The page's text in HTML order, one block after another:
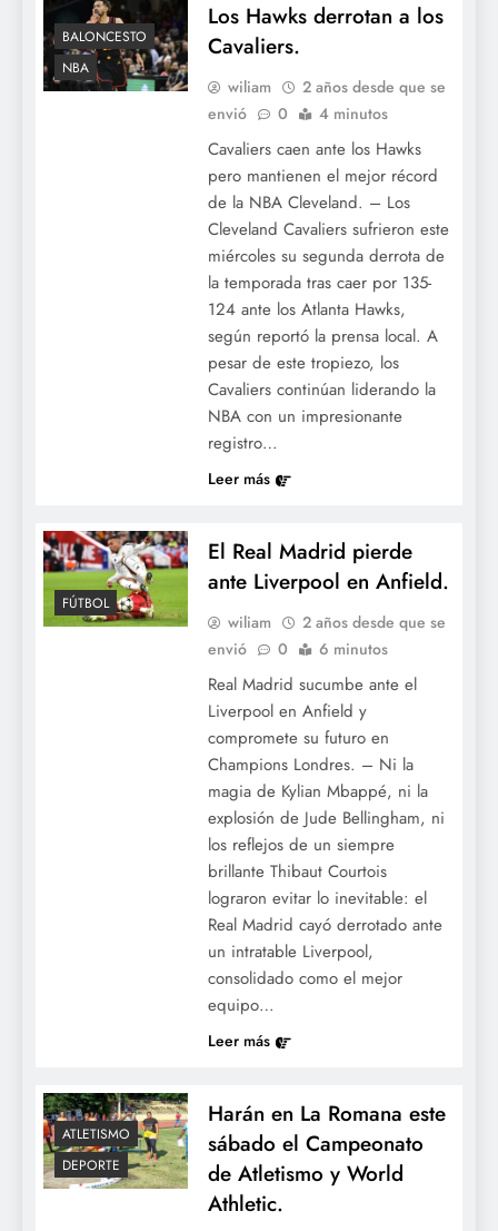
BALONCESTO
NBA
Los Hawks derrotan a los
Cavaliers.
wiliam
2 años desde que se
envió
0 4 minutos
Cavaliers caen ante los Hawks
pero mantienen el mejor récord
de la NBA Cleveland. – Los
Cleveland Cavaliers sufrieron este
miércoles su segunda derrota de
la temporada tras caer por 135-
124 ante los Atlanta Hawks,
según reportó la prensa local. A
pesar de este tropiezo, los
Cavaliers continúan liderando la
NBA con un impresionante
registro…
Leer más
FÚTBOL
El Real Madrid pierde
ante Liverpool en Anfield.
wiliam
2 años desde que se
envió
0 6 minutos
Real Madrid sucumbe ante el
Liverpool en Anfield y
compromete su futuro en
Champions Londres. – Ni la
magia de Kylian Mbappé, ni la
explosión de Jude Bellingham, ni
los reflejos de un siempre
brillante Thibaut Courtois
lograron evitar lo inevitable: el
Real Madrid cayó derrotado ante
un intratable Liverpool,
consolidado como el mejor
equipo…
Leer más
ATLETISMO
DEPORTE
Harán en La Romana este
sábado el Campeonato
de Atletismo y World
Athletic.